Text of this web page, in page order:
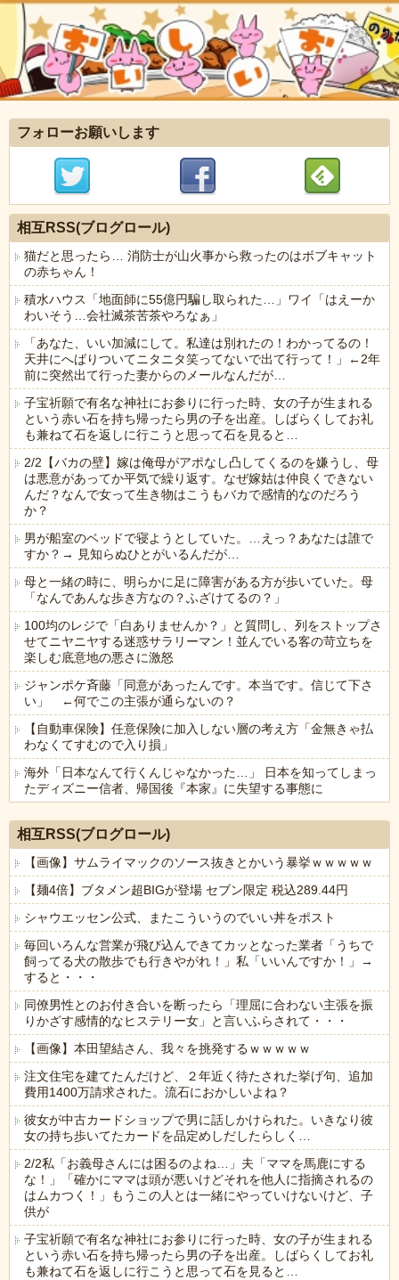
フォローお願いします
相互RSS(ブログロール)
猫だと思ったら… 消防士が山火事から救ったのはボブキャット
の赤ちゃん！
積水ハウス「地面師に55億円騙し取られた…」ワイ「はえーか
わいそう…会社滅茶苦茶やろなぁ」
「あなた、いい加減にして。私達は別れたの！わかってるの！
天井にへばりついてニタニタ笑ってないで出て行って！」←2年
前に突然出て行った妻からのメールなんだが…
子宝祈願で有名な神社にお参りに行った時、女の子が生まれる
という赤い石を持ち帰ったら男の子を出産。しばらくしてお礼
も兼ねて石を返しに行こうと思って石を見ると…
2/2【バカの壁】嫁は俺母がアポなし凸してくるのを嫌うし、母
は悪意があってか平気で繰り返す。なぜ嫁姑は仲良くできない
んだ？なんで女って生き物はこうもバカで感情的なのだろう
か？
男が船室のベッドで寝ようとしていた。…えっ？あなたは誰で
すか？→ 見知らぬひとがいるんだが…
母と一緒の時に、明らかに足に障害がある方が歩いていた。母
「なんであんな歩き方なの？ふざけてるの？」
100均のレジで「白ありませんか？」と質問し、列をストップさ
せてニヤニヤする迷惑サラリーマン！並んでいる客の苛立ちを
楽しむ底意地の悪さに激怒
ジャンポケ斉藤「同意があったんです。本当です。信じて下さ
い」 ←何でこの主張が通らないの？
【自動車保険】任意保険に加入しない層の考え方「金無きゃ払
わなくてすむので入り損」
海外「日本なんて行くんじゃなかった…」 日本を知ってしまっ
たディズニー信者、帰国後『本家』に失望する事態に
相互RSS(ブログロール)
【画像】サムライマックのソース抜きとかいう暴挙ｗｗｗｗｗ
【麺4倍】ブタメン超BIGが登場 セブン限定 税込289.44円
シャウエッセン公式、またこういうのでいい丼をポスト
毎回いろんな営業が飛び込んできてカッとなった業者「うちで
飼ってる犬の散歩でも行きやがれ！」私「いいんですか！」→
すると・・・
同僚男性とのお付き合いを断ったら「理屈に合わない主張を振
りかざす感情的なヒステリー女」と言いふらされて・・・
【画像】本田望結さん、我々を挑発するｗｗｗｗｗ
注文住宅を建てたんだけど、２年近く待たされた挙げ句、追加
費用1400万請求された。流石におかしいよね？
彼女が中古カードショップで男に話しかけられた。いきなり彼
女の持ち歩いてたカードを品定めしだしたらしく…
2/2私「お義母さんには困るのよね…」夫「ママを馬鹿にする
な！」「確かにママは頭が悪いけどそれを他人に指摘されるの
はムカつく！」もうこの人とは一緒にやっていけないけど、子
供が
子宝祈願で有名な神社にお参りに行った時、女の子が生まれる
という赤い石を持ち帰ったら男の子を出産。しばらくしてお礼
も兼ねて石を返しに行こうと思って石を見ると…